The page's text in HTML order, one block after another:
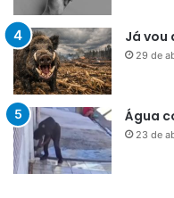
Já vou
29 de
Água
23 de